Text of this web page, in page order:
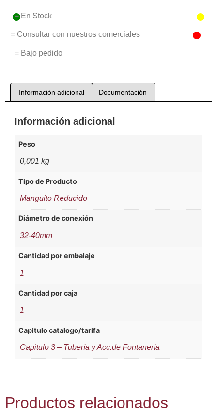
= En Stock
= Consultar con nuestros comerciales
= Bajo pedido
Información adicional Documentación
Información adicional
Peso
0,001 kg
Tipo de Producto
Manguito Reducido
Diámetro de conexión
32-40mm
Cantidad por embalaje
1
Cantidad por caja
1
Capitulo catalogo/tarifa
Capitulo 3 – Tubería y Acc.de Fontanería
Productos relacionados